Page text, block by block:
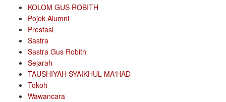
KOLOM GUS ROBITH
Pojok Alumni
Prestasi
Sastra
Sastra Gus Robith
Sejarah
TAUSHIYAH SYAIKHUL MA'HAD
Tokoh
Wawancara